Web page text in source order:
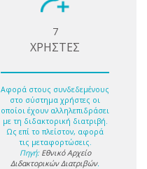
7
ΧΡΗΣΤΕΣ
Αφορά στους συνδεδεμένους
στο σύστημα χρήστες οι
οποίοι έχουν αλληλεπιδράσει
με τη διδακτορική διατριβή.
Ως επί το πλείστον, αφορά
τις μεταφορτώσεις.
Πηγή: Εθνικό Αρχείο
Διδακτορικών Διατριβών.